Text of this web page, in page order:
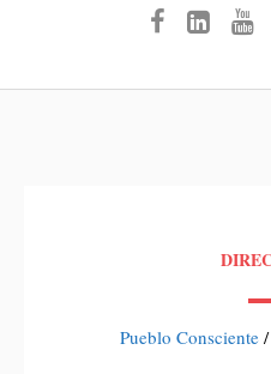
Pueblo Consciente